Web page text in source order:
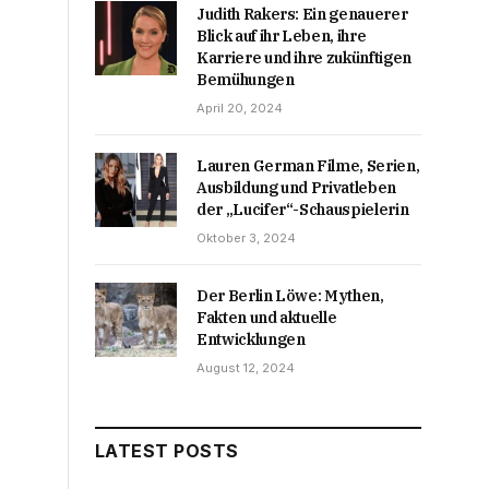
Judith Rakers: Ein genauerer
Blick auf ihr Leben, ihre
Karriere und ihre zukünftigen
Bemühungen
April 20, 2024
Lauren German Filme, Serien,
Ausbildung und Privatleben
der „Lucifer“-Schauspielerin
Oktober 3, 2024
Der Berlin Löwe: Mythen,
Fakten und aktuelle
Entwicklungen
August 12, 2024
LATEST POSTS